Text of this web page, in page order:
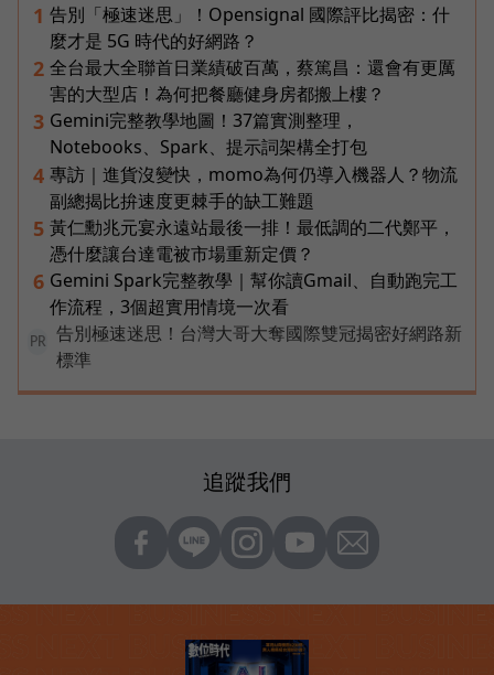
1 告別「極速迷思」！Opensignal 國際評比揭密：什
麼才是 5G 時代的好網路？
2 全台最大全聯首日業績破百萬，蔡篤昌：還會有更厲
害的大型店！為何把餐廳健身房都搬上樓？
3 Gemini完整教學地圖！37篇實測整理，
Notebooks、Spark、提示詞架構全打包
4 專訪｜進貨沒變快，momo為何仍導入機器人？物流
副總揭比拚速度更棘手的缺工難題
5 黃仁勳兆元宴永遠站最後一排！最低調的二代鄭平，
憑什麼讓台達電被市場重新定價？
6 Gemini Spark完整教學｜幫你讀Gmail、自動跑完工
作流程，3個超實用情境一次看
PR
告別極速迷思！台灣大哥大奪國際雙冠揭密好網路新
標準
追蹤我們